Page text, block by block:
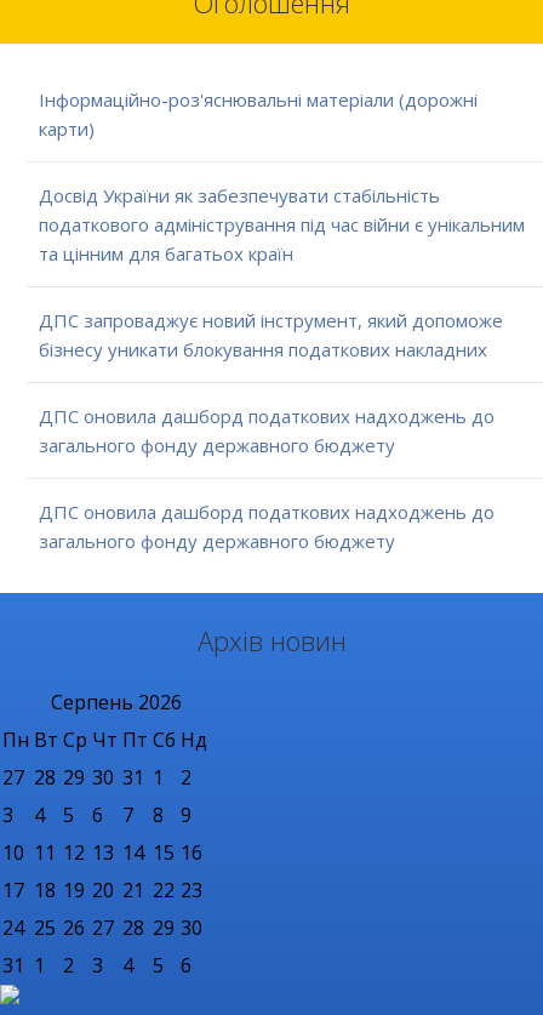
Інформаційно-роз'яснювальні матеріали (дорожні
карти)
Досвід України як забезпечувати стабільність
податкового адміністрування під час війни є унікальним
та цінним для багатьох країн
ДПС запроваджує новий інструмент, який допоможе
бізнесу уникати блокування податкових накладних
ДПС оновила дашборд податкових надходжень до
загального фонду державного бюджету
ДПС оновила дашборд податкових надходжень до
загального фонду державного бюджету
Архів новин
Серпень 2026
Пн Вт Ср Чт Пт Сб Нд
27 28 29 30 31 1
2
3
4 5 6 7 8
9
10 11 12 13 14 15 16
17 18 19 20 21 22 23
24 25 26 27 28 29 30
31 1 2 3 4 5 6